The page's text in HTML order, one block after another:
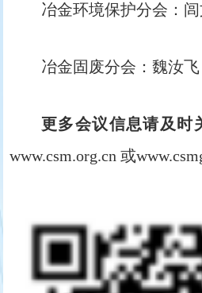
冶金环境保护分会：闾
冶金固废分会：魏汝飞
更多会议信息请及时
www.csm.org.cn 或